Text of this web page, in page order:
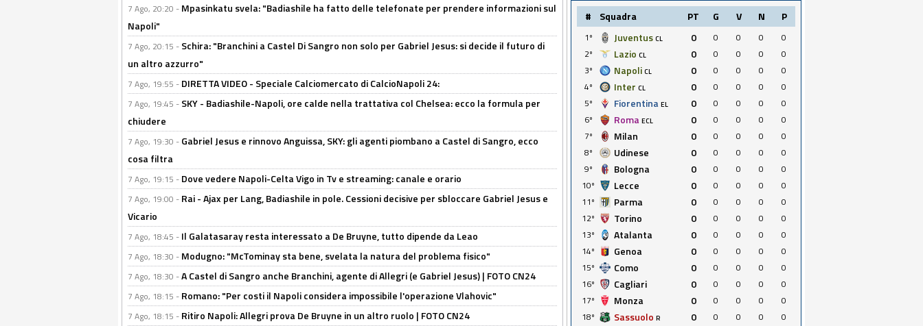
7 Ago, 20:20 - Mpasinkatu svela: "Badiashile ha fatto delle telefonate per prendere informazioni sul
Napoli"
7 Ago, 20:15 - Schira: "Branchini a Castel Di Sangro non solo per Gabriel Jesus: si decide il futuro di
un altro azzurro"
7 Ago, 19:55 - DIRETTA VIDEO - Speciale Calciomercato di CalcioNapoli 24:
7 Ago, 19:45 - SKY - Badiashile-Napoli, ore calde nella trattativa col Chelsea: ecco la formula per
chiudere
7 Ago, 19:30 - Gabriel Jesus e rinnovo Anguissa, SKY: gli agenti piombano a Castel di Sangro, ecco
cosa filtra
7 Ago, 19:15 - Dove vedere Napoli-Celta Vigo in Tv e streaming: canale e orario
7 Ago, 19:00 - Rai - Ajax per Lang, Badiashile in pole. Cessioni decisive per sbloccare Gabriel Jesus e
Vicario
7 Ago, 18:45 - Il Galatasaray resta interessato a De Bruyne, tutto dipende da Leao
7 Ago, 18:30 - Modugno: "McTominay sta bene, svelata la natura del problema fisico"
7 Ago, 18:30 -A Castel di Sangro anche Branchini, agente di Allegri (e Gabriel Jesus) | FOTO CN24
7 Ago, 18:15 - Romano: "Per costi il Napoli considera impossibile l'operazione Vlahovic"
7 Ago, 18:15 - Ritiro Napoli: Allegri prova De Bruyne in un altro ruolo | FOTO CN24
# Squadra PT G V N P
1º Juventus CL 0 0 0 0
0
2º
Lazio CL 0 0 0 0
0
3º
Napoli CL 0 0 0 0
0
4º
Inter CL 0 0 0 0
0
5º
Fiorentina EL 0 0 0 0
0
6º
Roma ECL 0 0 0 0
0
7º
Milan 0 0 0 0
0
8º
Udinese 0 0 0 0
0
9º
Bologna 0 0 0 0
0
10º
Lecce 0 0 0 0
0
11º
Parma 0 0 0 0
0
12º
Torino 0 0 0 0
0
13º
Atalanta 0 0 0 0
0
14º
Genoa 0 0 0 0
0
15º
Como 0 0 0 0
0
16º
Cagliari 0 0 0 0
0
17º
Monza 0 0 0 0
0
18º
Sassuolo R 0 0 0 0 0